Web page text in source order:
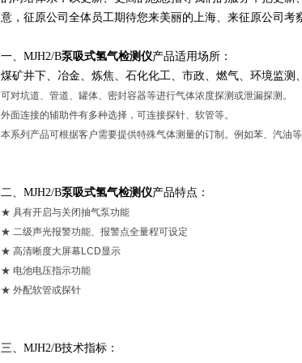
意，征原公司全体员工期待您来美丽的上海、来征原公司考
一、MJH2/B泵吸式氢气检测仪产品适用场所：
煤矿井下、冶金、炼焦、石化化工、市政、燃气、环境监测
可对坑道、管道、罐体、密封容器等进行气体浓度探测或泄漏探测。
外面连接的辅助件有多种选择，可连接探针、软管等。
本系列产品可根据客户需要提供特殊气体测量的订制。例如苯、汽油
二、MJH2/B泵吸式氢气检测仪产品特点：
★ 具有开启与关闭抽气泵功能
★ 二级声光报警功能、报警点全量程可设定
★ 高清晰度大屏幕LCD显示
★ 电池电压指示功能
★ 外配软管或探针
三、MJH2/B技术指标：